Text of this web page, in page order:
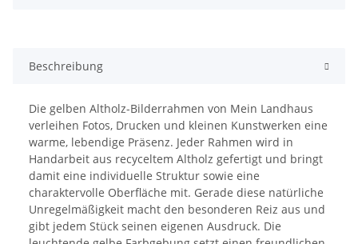
Beschreibung
Die gelben Altholz-Bilderrahmen von Mein Landhaus
verleihen Fotos, Drucken und kleinen Kunstwerken eine
warme, lebendige Präsenz. Jeder Rahmen wird in
Handarbeit aus recyceltem Altholz gefertigt und bringt
damit eine individuelle Struktur sowie eine
charaktervolle Oberfläche mit. Gerade diese natürliche
Unregelmäßigkeit macht den besonderen Reiz aus und
gibt jedem Stück seinen eigenen Ausdruck. Die